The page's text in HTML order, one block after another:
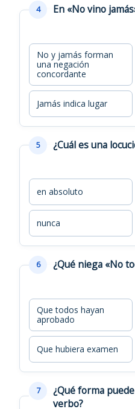
4 En «No vino
No y jamás forman
una negación
concordante
Jamás indica lugar
5 ¿Cuál es una
en absoluto
nunca
6 ¿Qué niega «No
Que todos hayan
aprobado
Que hubiera examen
7
¿Qué forma
verbo?